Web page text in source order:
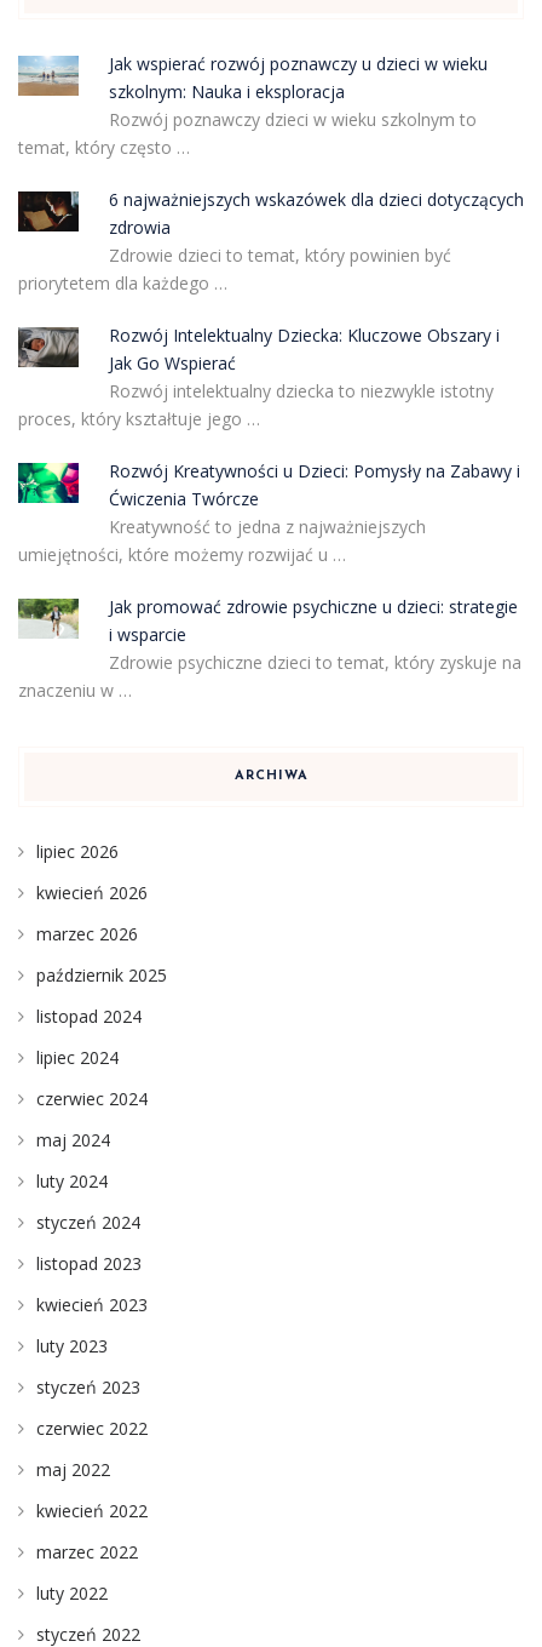
Jak wspierać rozwój poznawczy u dzieci w wieku
szkolnym: Nauka i eksploracja
Rozwój poznawczy dzieci w wieku szkolnym to
temat, który często …
6 najważniejszych wskazówek dla dzieci dotyczących
zdrowia
Zdrowie dzieci to temat, który powinien być
priorytetem dla każdego …
Rozwój Intelektualny Dziecka: Kluczowe Obszary i
Jak Go Wspierać
Rozwój intelektualny dziecka to niezwykle istotny
proces, który kształtuje jego …
Rozwój Kreatywności u Dzieci: Pomysły na Zabawy i
Ćwiczenia Twórcze
Kreatywność to jedna z najważniejszych
umiejętności, które możemy rozwijać u …
Jak promować zdrowie psychiczne u dzieci: strategie
i wsparcie
Zdrowie psychiczne dzieci to temat, który zyskuje na
znaczeniu w …
ARCHIWA
lipiec 2026
kwiecień 2026
marzec 2026
październik 2025
listopad 2024
lipiec 2024
czerwiec 2024
maj 2024
luty 2024
styczeń 2024
listopad 2023
kwiecień 2023
luty 2023
styczeń 2023
czerwiec 2022
maj 2022
kwiecień 2022
marzec 2022
luty 2022
styczeń 2022